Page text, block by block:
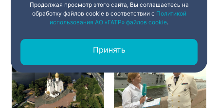
Павел Богданов у
Центрального военно-
морского музея с
Сергеем Макаровым
25 июля 2021
День ВМФ на стрелке
Васильевского острова.
Генеральный директор
завода «Северная верфь»
Игорь Орлов
Продолжая просмотр этого сайта, Вы соглашаетесь на
обработку файлов cookie в соответствии с Политикой
использования АО «ГАТР» файлов cookie.
Принять